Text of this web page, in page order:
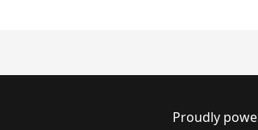
Proudly